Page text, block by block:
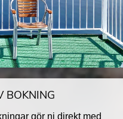
BOKNING
gör ni direkt med